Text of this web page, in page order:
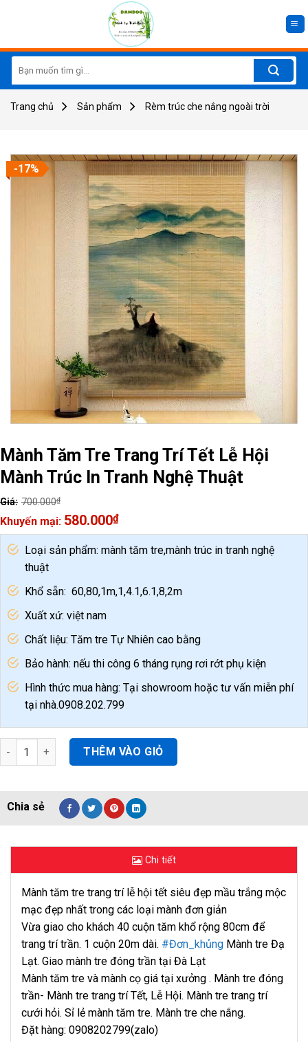
for:
Trang chủ Sản phẩm Rèm trúc che nắng ngoài trời
-17%
Mành Tăm Tre Trang Trí Tết Lễ Hội
Mành Trúc In Tranh Nghệ Thuật
700.000₫
Original
price
was:
700.000₫.
580.000₫
Current
price
580.000₫.
Loại sản phẩm: mành tăm tre,mành trúc in tranh nghệ
thuật
Khổ sẵn: 60,80,1m,1,4.1,6.1,8,2m
Xuất xứ: việt nam
Chất liệu: Tăm tre Tự Nhiên cao bằng
Bảo hành: nếu thi công 6 tháng rụng rơi rớt phụ kiện
Hình thức mua hàng: Tại showroom hoặc tư vấn miễn phí
tại nhà.0908.202.799
Mành Tăm Tre Trang Trí Tết Lễ Hội Mành Trúc In Tranh Nghệ
THÊM VÀO GIỎ
Chi tiết
Mành tăm tre trang trí lễ hội tết siêu đẹp mầu trắng mộc
mạc đẹp nhất trong các loại mành đơn giản
Vừa giao cho khách 40 cuộn tăm khổ rộng 80cm để
trang trí trần. 1 cuộn 20m dài. #Đơn_khủng Mành tre Đạ
Lạt. Giao mành tre đóng trần tại Đà Lạt
Mành tăm tre và mành cọ giá tại xưởng . Mành tre đóng
trần- Mành tre trang trí Tết, Lễ Hội. Mành tre trang trí
cưới hỏi. Sỉ lẻ mành tăm tre. Mành tre che nắng.
Đặt hàng: 0908202799(zalo)